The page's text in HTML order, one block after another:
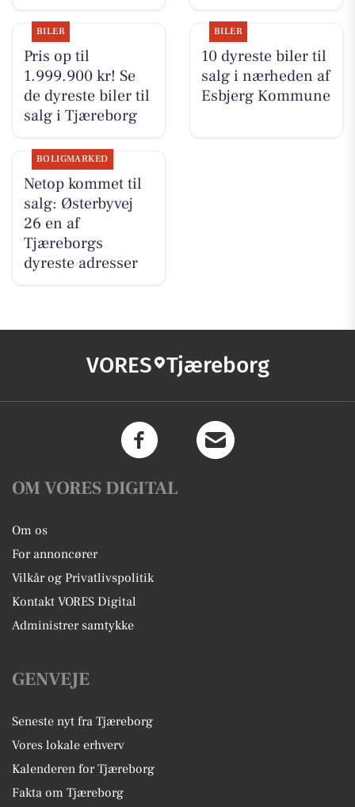
BILER
Pris op til
1.999.900 kr! Se
de dyreste biler til
salg i Tjæreborg
BILER
10 dyreste biler til
salg i nærheden af
Esbjerg Kommune
BOLIGMARKED
Netop kommet til
salg: Østerbyvej
26 en af
Tjæreborgs
dyreste adresser
VORES Tjæreborg
OM VORES DIGITAL
Om os
For annoncører
Vilkår og Privatlivspolitik
Kontakt VORES Digital
Administrer samtykke
GENVEJE
Seneste nyt fra Tjæreborg
Vores lokale erhverv
Kalenderen for Tjæreborg
Fakta om Tjæreborg